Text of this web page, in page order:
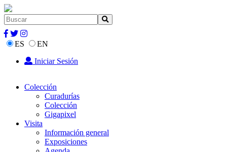
ES
EN
Iniciar Sesión
Colección
Curadurías
Colección
Gigapixel
Visita
Información general
Exposiciones